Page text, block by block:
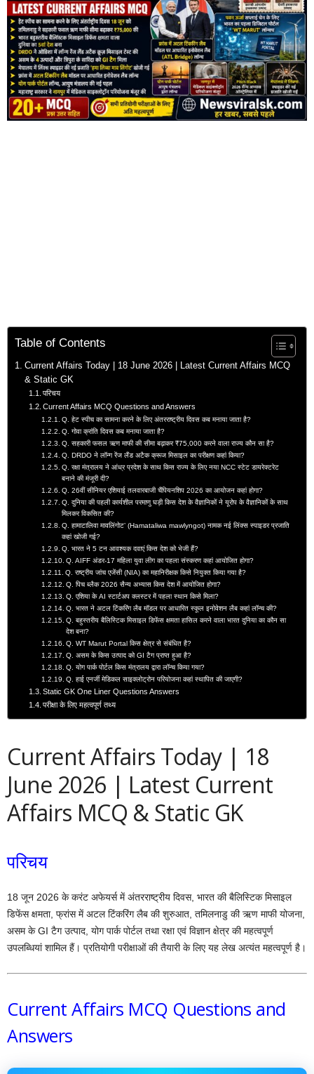
Table of Contents
Current Affairs Today | 18 June 2026 | Latest Current Affairs MCQ
& Static GK
परिचय
Current Affairs MCQ Questions and Answers
Q. हेट स्पीच का सामना करने के लिए अंतरराष्ट्रीय दिवस कब मनाया जाता है?
Q. गोवा क्रांति दिवस कब मनाया जाता है?
Q. सहकारी फसल ऋण माफी की सीमा बढ़ाकर ₹75,000 करने वाला राज्य कौन सा है?
Q. DRDO ने लॉन्ग रेंज लैंड अटैक क्रूज मिसाइल का परीक्षण कहां किया?
Q. रक्षा मंत्रालय ने आंध्र प्रदेश के साथ किस राज्य के लिए नया NCC स्टेट डायरेक्टरेट
बनाने की मंजूरी दी?
Q. 26वीं सीनियर एशियाई तलवारबाजी चैंपियनशिप 2026 का आयोजन कहां होगा?
Q. दुनिया की पहली कार्यशील परमाणु घड़ी किस देश के वैज्ञानिकों ने यूरोप के वैज्ञानिकों के साथ
मिलकर विकसित की?
Q. हामाटालिवा मावलिंगोट’ (Hamataliwa mawlyngot) नामक नई लिंक्स स्पाइडर प्रजाति
कहां खोजी गई?
Q. भारत ने 5 टन आवश्यक दवाएं किस देश को भेजी हैं?
Q. AIFF अंडर-17 महिला युवा लीग का पहला संस्करण कहां आयोजित होगा?
Q. राष्ट्रीय जांच एजेंसी (NIA) का महानिरीक्षक किसे नियुक्त किया गया है?
Q. पिच ब्लैक 2026 सैन्य अभ्यास किस देश में आयोजित होगा?
Q. एशिया के AI स्टार्टअप क्लस्टर में पहला स्थान किसे मिला?
Q. भारत ने अटल टिंकरिंग लैब मॉडल पर आधारित स्कूल इनोवेशन लैब कहां लॉन्च की?
Q. बहुस्तरीय बैलिस्टिक मिसाइल डिफेंस क्षमता हासिल करने वाला भारत दुनिया का कौन सा
देश बना?
Q. WT Marut Portal किस क्षेत्र से संबंधित है?
Q. असम के किस उत्पाद को GI टैग प्राप्त हुआ है?
Q. योग पार्क पोर्टल किस मंत्रालय द्वारा लॉन्च किया गया?
Q. हाई एनर्जी मेडिकल साइक्लोट्रोन परियोजना कहां स्थापित की जाएगी?
Static GK One Liner Questions Answers
परीक्षा के लिए महत्वपूर्ण तथ्य
Current Affairs Today | 18
June 2026 | Latest Current
Affairs MCQ & Static GK
परिचय
18 जून 2026 के करंट अफेयर्स में अंतरराष्ट्रीय दिवस, भारत की बैलिस्टिक मिसाइल
डिफेंस क्षमता, फ्रांस में अटल टिंकरिंग लैब की शुरुआत, तमिलनाडु की ऋण माफी योजना,
असम के GI टैग उत्पाद, योग पार्क पोर्टल तथा रक्षा एवं विज्ञान क्षेत्र की महत्वपूर्ण
उपलब्धियां शामिल हैं। प्रतियोगी परीक्षाओं की तैयारी के लिए यह लेख अत्यंत महत्वपूर्ण है।
Current Affairs MCQ Questions and
Answers